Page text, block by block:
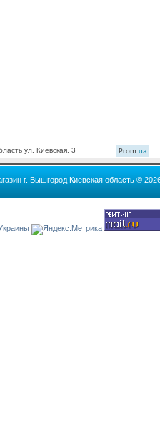
ул. Киевская, 3 Prom.ua
г. Вышгород Киевская область ©